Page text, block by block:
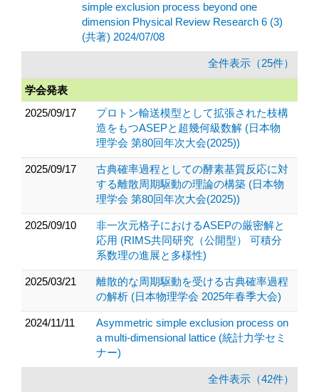
simple exclusion process beyond one
dimension Physical Review Research 6 (3)
(共著) 2024/07/08
全件表示（25件）
学会発表
2025/09/17
プロトン輸送模型として拡張された枝構
造をもつASEPと超幾何級数解 (日本物
理学会 第80回年次大会(2025))
2025/09/17
古典確率過程としての酵素基質反応に対
する離散周期駆動の理論の構築 (日本物
理学会 第80回年次大会(2025))
2025/09/10
非一次元格子におけるASEPの厳密解と
応用 (RIMS共同研究（公開型） 可積分
系数理の進展と多様性)
2025/03/21
離散的な周期駆動を受ける古典確率過程
の解析 (日本物理学会 2025年春季大会)
2024/11/11
Asymmetric simple exclusion process on
a multi-dimensional lattice (統計力学セミ
ナー)
全件表示（42件）